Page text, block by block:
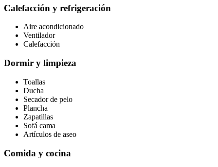
Calefacción y refrigeración
Aire acondicionado
Ventilador
Calefacción
Dormir y limpieza
Toallas
Ducha
Secador de pelo
Plancha
Zapatillas
Sofá cama
Artículos de aseo
Comida y cocina